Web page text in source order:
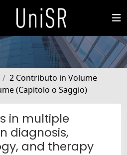
2 Contributo in Volume
(Capitolo o Saggio)
in multiple
diagnosis,
and therapy